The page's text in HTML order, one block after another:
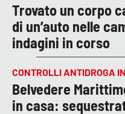
Trovato un corpo
di un’auto nelle
indagini in corso
CONTROLLI ANTIDROGA
Belvedere
in casa: